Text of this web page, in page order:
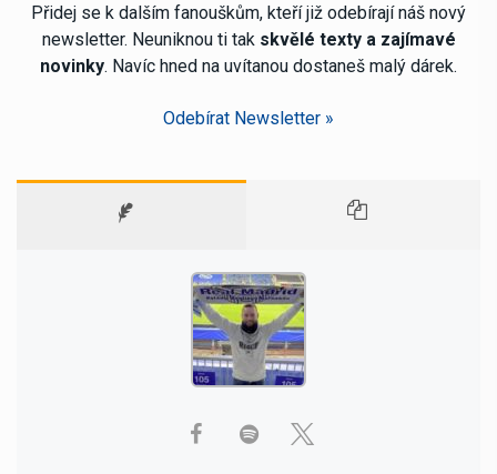
Přidej se k dalším fanouškům, kteří již odebírají náš nový
newsletter. Neuniknou ti tak skvělé texty a zajímavé
novinky. Navíc hned na uvítanou dostaneš malý dárek.
Odebírat Newsletter »